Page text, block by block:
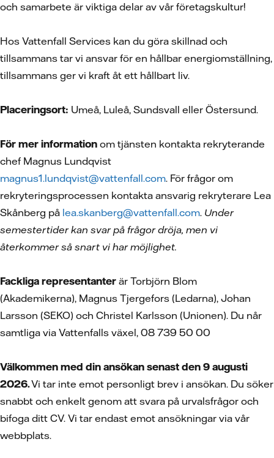
och samarbete är viktiga delar av vår företagskultur!
Hos Vattenfall Services kan du göra skillnad och
tillsammans tar vi ansvar för en hållbar energiomställning,
tillsammans ger vi kraft åt ett hållbart liv.
Placeringsort: Umeå, Luleå, Sundsvall eller Östersund.
För mer information om tjänsten kontakta rekryterande
chef Magnus Lundqvist
magnus1.lundqvist@vattenfall.com. För frågor om
rekryteringsprocessen kontakta ansvarig rekryterare Lea
Skånberg på lea.skanberg@vattenfall.com. Under
semestertider kan svar på frågor dröja, men vi
återkommer så snart vi har möjlighet.
Fackliga representanter är Torbjörn Blom
(Akademikerna), Magnus Tjergefors (Ledarna), Johan
Larsson (SEKO) och Christel Karlsson (Unionen). Du når
samtliga via Vattenfalls växel, 08 739 50 00
Välkommen med din ansökan senast den 9 augusti
2026.Vi tar inte emot personligt brev i ansökan. Du söker
snabbt och enkelt genom att svara på urvalsfrågor och
bifoga ditt CV. Vi tar endast emot ansökningar via vår
webbplats.